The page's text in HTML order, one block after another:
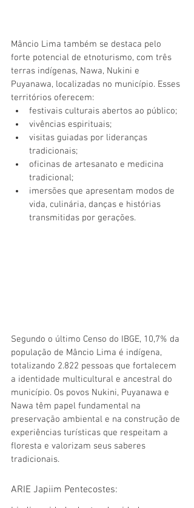
Mâncio Lima também se destaca pelo
forte potencial de etnoturismo, com três
terras indígenas, Nawa, Nukini e
Puyanawa, localizadas no município. Esses
territórios oferecem:
festivais culturais abertos ao público;
vivências espirituais;
visitas guiadas por lideranças
tradicionais;
oficinas de artesanato e medicina
tradicional;
imersões que apresentam modos de
vida, culinária, danças e histórias
transmitidas por gerações.
Segundo o último Censo do IBGE, 10,7% da
população de Mâncio Lima é indígena,
totalizando 2.822 pessoas que fortalecem
a identidade multicultural e ancestral do
município. Os povos Nukini, Puyanawa e
Nawa têm papel fundamental na
preservação ambiental e na construção de
experiências turísticas que respeitam a
floresta e valorizam seus saberes
tradicionais.
ARIE Japiim Pentecostes: